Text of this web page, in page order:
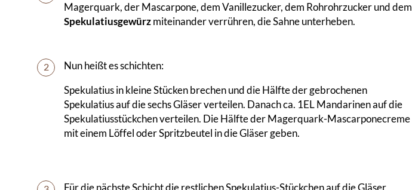
Magerquark, der Mascarpone, dem Vanillezucker, dem Rohrohrzucker und dem
Spekulatiusgewürzmiteinander verrühren, die Sahne unterheben.
2
Nun heißt es schichten:
Spekulatius in kleine Stücken brechen und die Hälfte der gebrochenen
Spekulatius auf die sechs Gläser verteilen. Danach ca. 1EL Mandarinen auf die
Spekulatiusstückchen verteilen. Die Hälfte der Magerquark-Mascarponecreme
mit einem Löffel oder Spritzbeutel in die Gläser geben.
Für die nächste Schicht die restlichen Spekulatius-Stückchen auf die Gläser